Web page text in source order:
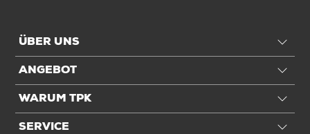
ÜBER UNS
ANGEBOT
WARUM TPK
SERVICE